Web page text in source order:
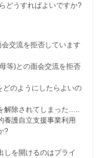
どうすればよいですか?
交流を拒否しています
等)との面会交流を拒否
どのようにしたらよいの
解除されてしまった…..
養護自立支援事業利用
?
しを開けるのはプライ